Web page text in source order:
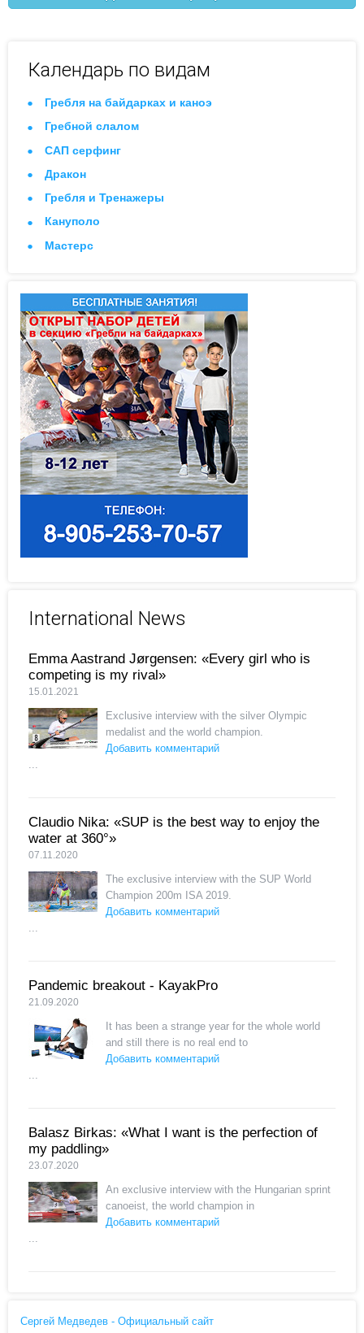
Календарь по видам
Гребля на байдарках и каноэ
Гребной слалом
САП серфинг
Дракон
Гребля и Тренажеры
Кануполо
Мастерс
International News
Emma Aastrand Jørgensen: «Every girl who is
competing is my rival»
15.01.2021
Exclusive interview with the silver Olympic
medalist and the world champion.
Добавить комментарий
Claudio Nika: «SUP is the best way to enjoy the
water at 360°»
07.11.2020
The exclusive interview with the SUP World
Champion 200m ISA 2019.
Добавить комментарий
Pandemic breakout - KayakPro
21.09.2020
It has been a strange year for the whole world
and still there is no real end to
Добавить комментарий
Balasz Birkas: «What I want is the perfection of
my paddling»
23.07.2020
An exclusive interview with the Hungarian sprint
canoeist, the world champion in
Добавить комментарий
Сергей Медведев - Официальный сайт